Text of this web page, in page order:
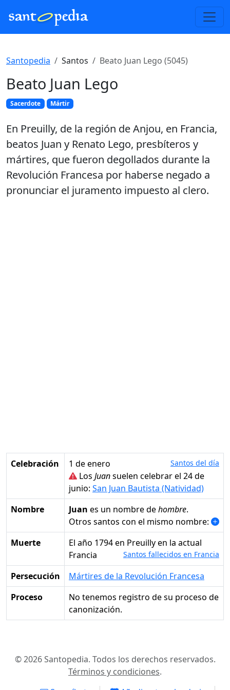
Santopedia Santos Beato Juan Lego (5045)
Beato Juan Lego
Sacerdote Mártir
En Preuilly, de la región de Anjou, en Francia,
beatos Juan y Renato Lego, presbíteros y
mártires, que fueron degollados durante la
Revolución Francesa por haberse negado a
pronunciar el juramento impuesto al clero.
Celebración 1 de enero Santos del día
Los Juansuelen celebrar el 24 de
junio: San Juan Bautista (Natividad)
Nombre
Juan es un nombre dehombre.
Otros santos con el mismo nombre:
Muerte
el año 1794 en Preuilly en la actual
Francia
Santos fallecidos en Francia
Persecución
Mártires de la Revolución Francesa
Proceso
No tenemos registro de su proceso de
canonización.
© 2026 Santopedia. Todos los derechos reservados.
Términos y condiciones.